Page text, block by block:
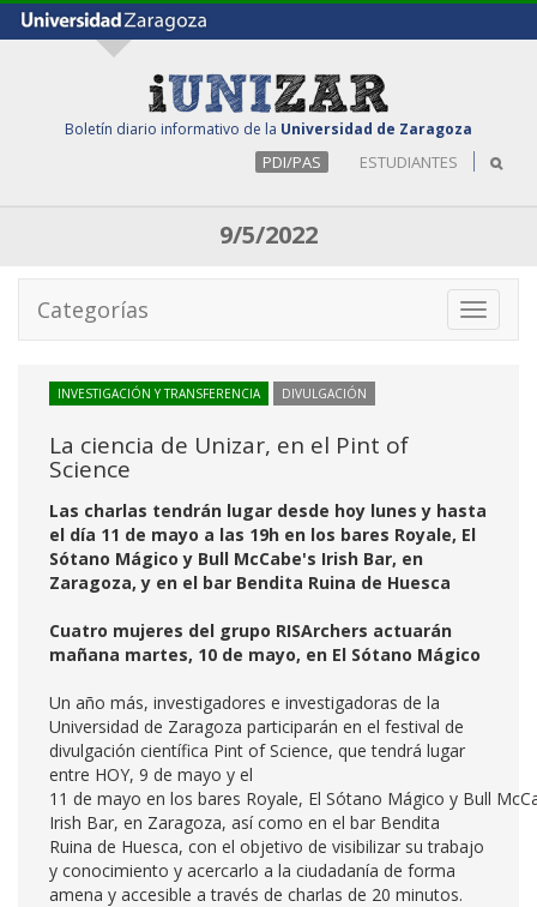
Boletín diario informativo de la Universidad de Zaragoza
PDI/PAS ESTUDIANTES
9/5/2022
Toggle
Categorías
INVESTIGACIÓN Y TRANSFERENCIA DIVULGACIÓN
La ciencia de Unizar, en el Pint of
Science
Las charlas tendrán lugar desde hoy lunes y hasta
el día 11 de mayo a las 19h en los bares Royale, El
Sótano Mágico y Bull McCabe's Irish Bar, en
Zaragoza, y en el bar Bendita Ruina de Huesca
Cuatro mujeres del grupo RISArchers actuarán
mañana martes, 10 de mayo, en El Sótano Mágico
Un año más, investigadores e investigadoras de la
Universidad de Zaragoza participarán en el festival de
divulgación científica Pint of Science, que tendrá lugar
entre HOY, 9 de mayo y el
11 de mayo en los bares Royale, El Sótano Mágico y Bull
Irish Bar, en Zaragoza, así como en el bar Bendita
Ruina de Huesca, con el objetivo de visibilizar su trabajo
y conocimiento y acercarlo a la ciudadanía de forma
amena y accesible a través de charlas de 20 minutos.